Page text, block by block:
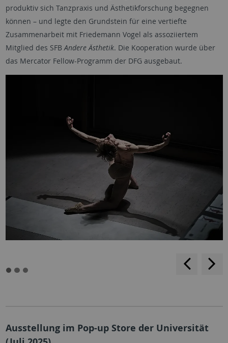
produktiv sich Tanzpraxis und Ästhetikforschung begegnen
können – und legte den Grundstein für eine vertiefte
Zusammenarbeit mit Friedemann Vogel als assoziiertem
Mitglied des SFBAndere Ästhetik. Die Kooperation wurde über
das Mercator Fellow-Programm der DFG ausgebaut.
blättern
Ausstellung im Pop-up Store der Universität